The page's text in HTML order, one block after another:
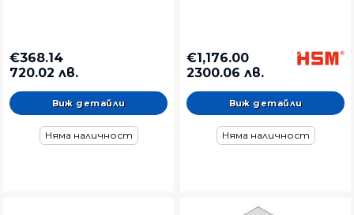
€368.14
720.02 лв.
Виж детайли
Няма наличност
€1,176.00
2300.06 лв.
Виж детайли
Няма наличност